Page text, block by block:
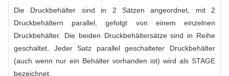
Die Druckbehälter sind in 2 Sätzen angeordnet, mit 2
Druckbehältern parallel, gefolgt von einem einzelnen
Druckbehälter. Die beiden Druckbehältersätze sind in Reihe
geschaltet. Jeder Satz parallel geschalteter Druckbehälter
(auch wenn nur ein Behälter vorhanden ist) wird als STAGE
bezeichnet.